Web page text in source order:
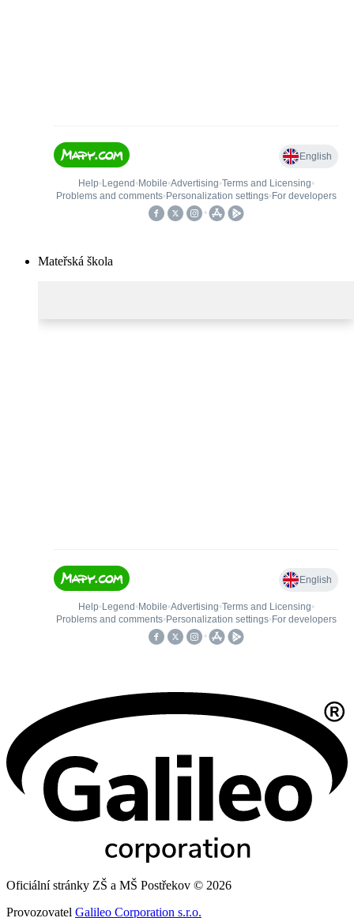
Mateřská škola
Oficiální stránky ZŠ a MŠ Postřekov © 2026
Provozovatel Galileo Corporation s.r.o.